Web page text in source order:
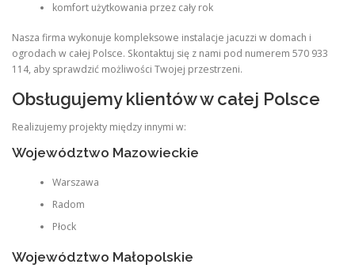
komfort użytkowania przez cały rok
Nasza firma wykonuje kompleksowe instalacje jacuzzi w domach i
ogrodach w całej Polsce. Skontaktuj się z nami pod numerem 570 933
114, aby sprawdzić możliwości Twojej przestrzeni.
Obsługujemy klientów w całej Polsce
Realizujemy projekty między innymi w:
Województwo Mazowieckie
Warszawa
Radom
Płock
Województwo Małopolskie